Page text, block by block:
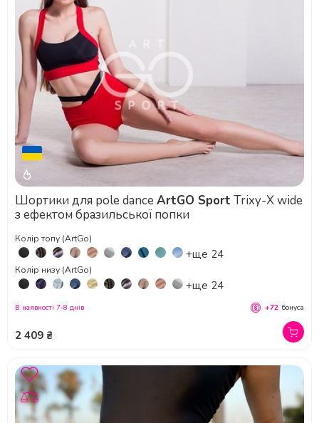
Шортики для pole dance ArtGO Sport Trixy-X wide
з ефектом бразильської попки
Колір топу (ArtGo)
+ще 24
Колір низу (ArtGo)
+ще 24
2 409 ₴
В наявності 7-8 днів +72 бонуса